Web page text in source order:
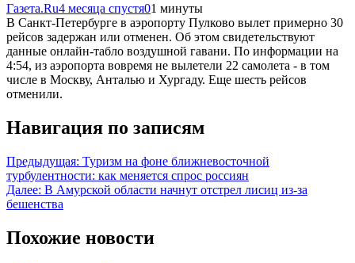
Газета.Ru4 месяца спустя01 минуты
В Санкт-Петербурге в аэропорту Пулково вылет примерно 30
рейсов задержан или отменен. Об этом свидетельствуют
данные онлайн-табло воздушной гавани. По информации на
4:54, из аэропорта вовремя не вылетели 22 самолета - в том
числе в Москву, Анталью и Хургаду. Еще шесть рейсов
отменили.
Навигация по записям
Предыдущая: Туризм на фоне ближневосточной
турбулентности: как меняется спрос россиян
Далее: В Амурской области начнут отстрел лисиц из-за
бешенства
Похожие новости